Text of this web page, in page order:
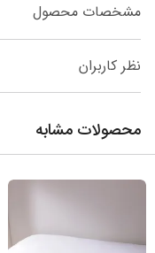
مشخصات محصول
نظر کاربران
محصولات مشابه